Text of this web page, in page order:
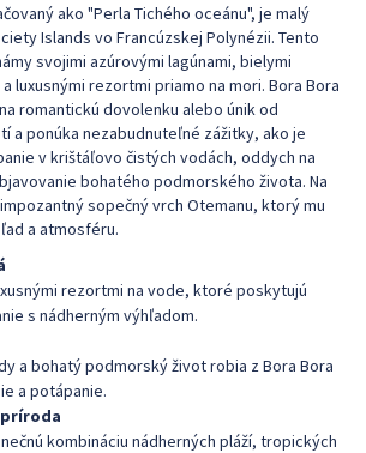
ako "Perla Tichého oceánu", je malý
Islands vo Francúzskej Polynézii. Tento
svojimi azúrovými lagúnami, bielymi
luxusnými rezortmi priamo na mori. Bora Bora
romantickú dovolenku alebo únik od
a ponúka nezabudnuteľné zážitky, ako je
v krištáľovo čistých vodách, oddych na
bohatého podmorského života. Na
sopečný vrch Otemanu, ktorý mu
a atmosféru.
rezortmi na vode, ktoré poskytujú
s nádherným výhľadom.
a bohatý podmorský život robia z Bora Bora
a potápanie.
kombináciu nádherných pláží, tropických